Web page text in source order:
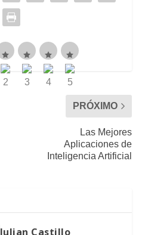
PRÓXIMO
Las Mejores
Aplicaciones de
Inteligencia Artificial
Julian Castillo